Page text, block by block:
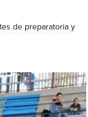
de preparatoria y